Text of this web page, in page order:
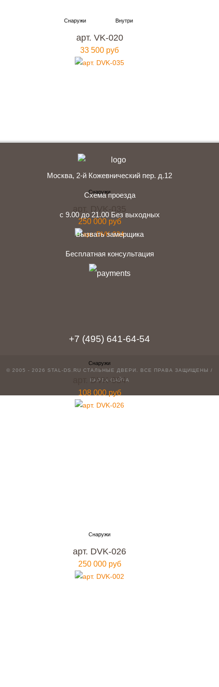
арт. VK-020
33 500 руб
250 000 руб
арт. DVK-034
108 000 руб
арт. DVK-026
250 000 руб
Москве
цене?
Мы ждем вас, звоните прямо сейчас!
Москва, 2-й Кожевнический пер. д.12
Схема проезда
с 9.00 до 21.00 Без выходных
Вызвать замерщика
Бесплатная консультация
+7 (495) 641-64-54
© 2005 - 2026 STAL-DS.RU СТАЛЬНЫЕ ДВЕРИ . ВСЕ ПРАВА ЗАЩИЩЕНЫ /
КАРТА САЙТА